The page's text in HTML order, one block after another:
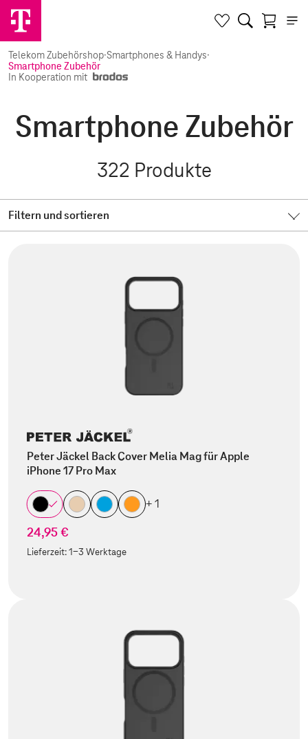
Telekom Zubehörshop·Smartphones & Handys·
Smartphone Zubehör
In Kooperation mit
Smartphone Zubehör
322 Produkte
Filtern und sortieren
Peter Jäckel Back Cover Melia Mag für Apple
iPhone 17 Pro Max
+ 1
24,95 €
Lieferzeit:1-3 Werktage